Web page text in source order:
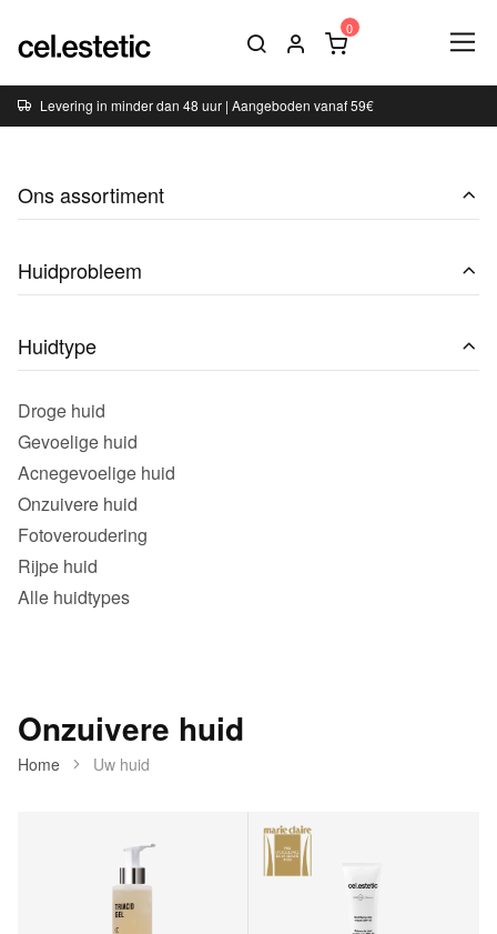
Levering in minder dan 48 uur | Aangeboden vanaf 59€
Ons assortiment
Huidprobleem
Huidtype
Droge huid
Gevoelige huid
Acnegevoelige huid
Onzuivere huid
Fotoveroudering
Rijpe huid
Alle huidtypes
Onzuivere huid
Home Uw huid